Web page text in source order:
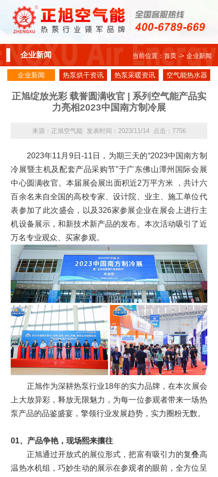
企业新闻 当前位置： 首页-> 企业新闻
企业新闻 热泵烘干资讯 热泵采暖资讯
空气能热水器
正旭绽放光彩 载誉圆满收官 | 系列空气能产品实
力亮相2023中国南方制冷展
来源：正旭空气能 发表时间：2023/11/14 点击：7756
2023年11月9日-11日，为期三天的“2023中国南方制
冷展暨主机及配套产品采购节”于广东佛山潭州国际会展
中心圆满收官。本届展会展出面积近2万平方米 ，共计六
百余名来自全国的高校专家、设计院、业主、施工单位代
表参加了此次盛会，以及326家参展企业在展会上进行主
机设备展示，和新技术新产品的发布。本次活动吸引了近
万名专业观众、买家参观。
正旭作为深耕热泵行业18年的实力品牌，在本次展会
上大放异彩，释放无限魅力，为每一位参观者带来一场热
泵产品的品鉴盛宴，擎领行业发展趋势，实力圈粉无数。
01、产品争艳，现场熙来攘往
正旭通过开放式的展位形式，把富有吸引力的复叠高
温热水机组，巧妙生动的展示在参观者的眼前，全方位呈